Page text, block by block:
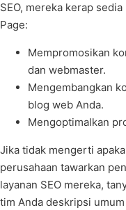
SEO, mereka kerap
Page:
Mempromosikan
dan webmaster.
Mengembangkan
blog web Anda.
Mengoptimalkan
Jika tidak mengerti
perusahaan tawarkan
layanan SEO mereka,
tim Anda deskripsi